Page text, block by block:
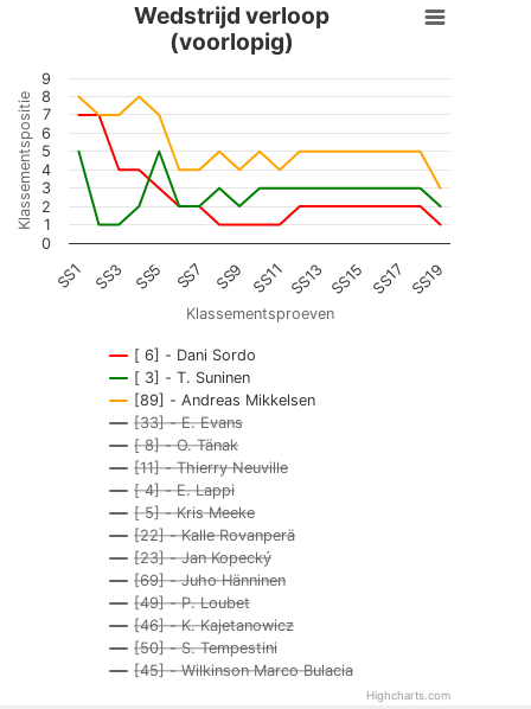
Klassementsproeven
Klassementspositie
Wedstrijd verloop
(voorlopig)
[ 6] - Dani Sordo
[ 3] - T. Suninen
[89] - Andreas Mikkelsen
[33] - E. Evans
[ 8] - O. Tänak
[11] - Thierry Neuville
[ 4] - E. Lappi
[ 5] - Kris Meeke
[22] - Kalle Rovanperä
[23] - Jan Kopecký
[69] - Juho Hänninen
[49] - P. Loubet
[46] - K. Kajetanowicz
[50] - S. Tempestini
[45] - Wilkinson Marco Bulacia
SS1 SS3 SS5 SS7 SS9 SS11 SS13 SS15 SS17 SS19
0
1
2
3
4
5
6
7
8
9
Highcharts.com